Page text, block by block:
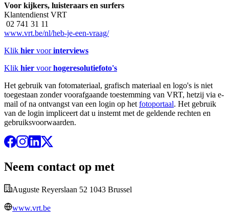
Voor kijkers, luisteraars en surfers
Klantendienst VRT
02 741 31 11
www.vrt.be/nl/heb-je-een-vraag/
Klik hier voorinterviews
Klik hier voorhogeresolutiefoto's
Het gebruik van fotomateriaal, grafisch materiaal en logo's is niet
toegestaan zonder voorafgaande toestemming van VRT, hetzij via e-
mail of na ontvangst van een login op het fotoportaal. Het gebruik
van de login impliceert dat u instemt met de geldende rechten en
gebruiksvoorwaarden.
Neem contact op met
Auguste Reyerslaan 52 1043 Brussel
www.vrt.be